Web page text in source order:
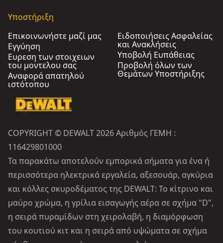
Υποστήριξη
Επικοινωνήστε μαζί μας
Εγγύηση
Ευρεση των στοιχειων
του μοντελου σας
Αναφορά απατηλού
ιστότοπου
Ειδοποιήσεις Ασφαλείας
και Ανακλήσεις
Υποβολή Ευπάθειας
Προβολή όλων των
Θεμάτων Υποστήριξης
COPYRIGHT © DEWALT 2026 Αριθμός ΓΕΜΗ :
116429801000
Τα παρακάτω αποτελούν εμπορικά σήματα για ένα ή
περισσότερα ηλεκτρικά εργαλεία, αξεσουάρ, αγκύρια
και κόλλες σκυροδέματος της DEWALT: Το κίτρινο και
μαύρο χρώμα, η γρίλια εισαγωγής αέρα σε σχήμα "D",
η σειρά πυραμίδων στη χειρολαβή, η διαμόρφωση
του κουτιού κιτ και η σειρά από υψώματα σε σχήμα